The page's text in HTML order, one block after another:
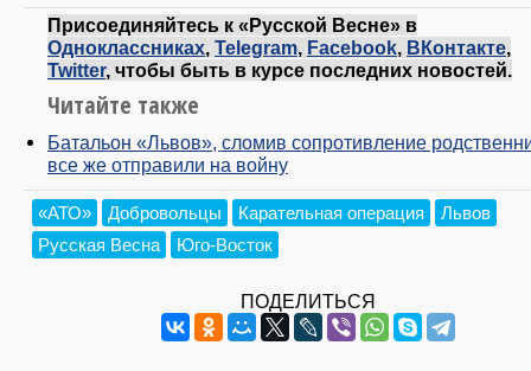
Присоединяйтесь к «Русской Весне» в
Одноклассниках, Telegram, Facebook, ВКонтакте,
Twitter, чтобы быть в курсе последних новостей.
Читайте также
Батальон «Львов», сломив сопротивление
все же отправили на войну
«АТО» Добровольцы Карательная операция
Львов
Русская Весна
Юго-Восток
ПОДЕЛИТЬСЯ